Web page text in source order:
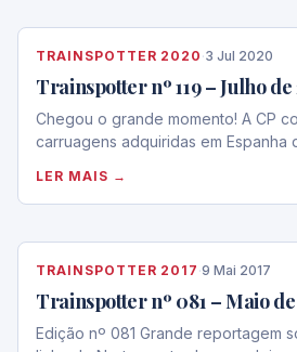
TRAINSPOTTER 2020 ·3 Jul 2020
Trainspotter nº 119 – Julho
Chegou o grande momento! A CP
carruagens adquiridas em Espanha
LER MAIS →
TRAINSPOTTER 2017 ·9 Mai 2017
Trainspotter nº 081 – Maio de
Edição nº 081 Grande reportagem